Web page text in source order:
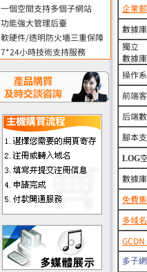
一個空間支持多個子網站
功能強大管理后臺
軟硬件/透明防火墻三重保障
7*24小時技術支持服務
企業
數據
獨立
數據
操作
前端
后端
腳本
LOG
數據
免費
多域
多子